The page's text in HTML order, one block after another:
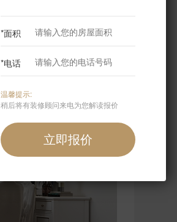
*面积
*电话
温馨提示:
稍后将有装修顾问来电为您解读报价